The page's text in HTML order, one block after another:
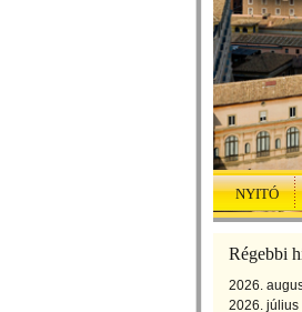
NYITÓ
Régebbi
2026.
2026. július